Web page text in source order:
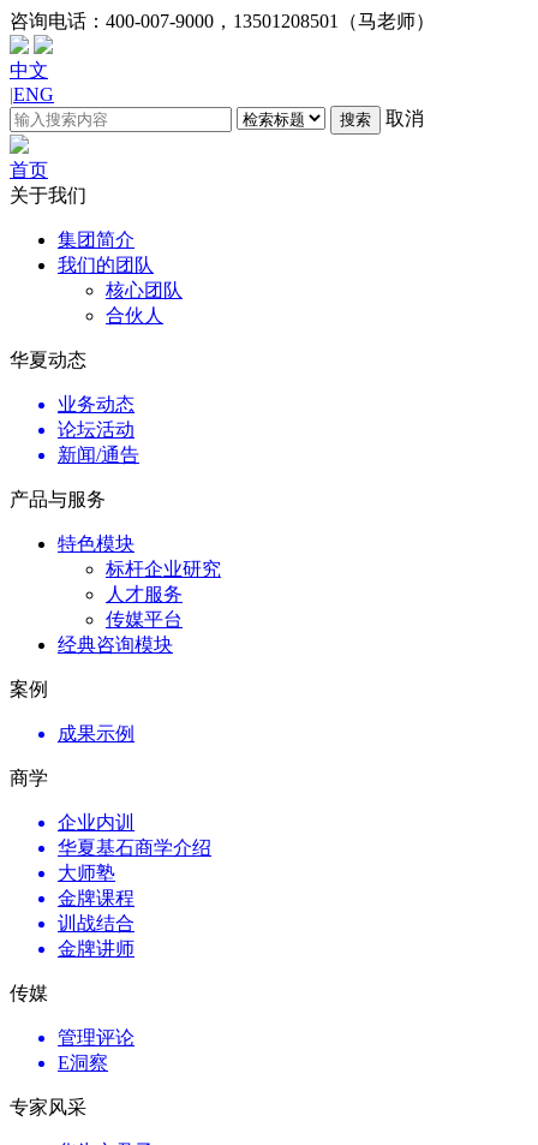
咨询电话： 400-007-9000，13501208501（马老师）
中文
|ENG
搜索 取消
首页
关于我们
集团简介
我们的团队
核心团队
合伙人
华夏动态
业务动态
论坛活动
新闻/通告
产品与服务
特色模块
标杆企业研究
人才服务
传媒平台
经典咨询模块
案例
成果示例
商学
企业内训
华夏基石商学介绍
大师塾
金牌课程
训战结合
金牌讲师
传媒
管理评论
E洞察
专家风采